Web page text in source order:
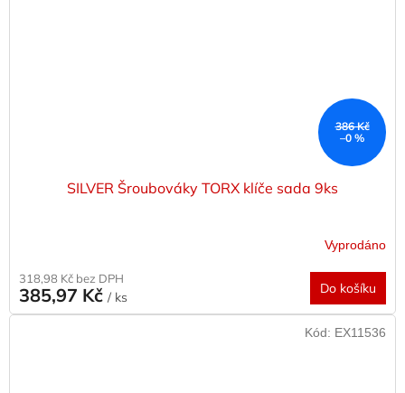
386 Kč
–0 %
SILVER Šroubováky TORX klíče sada 9ks
Vyprodáno
318,98 Kč bez DPH
385,97 Kč / ks
Do košíku
Kód: EX11536